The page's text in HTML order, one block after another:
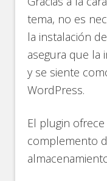
tema, no es
la instalación
asegura que la
y se siente
WordPress.
El plugin
complemento